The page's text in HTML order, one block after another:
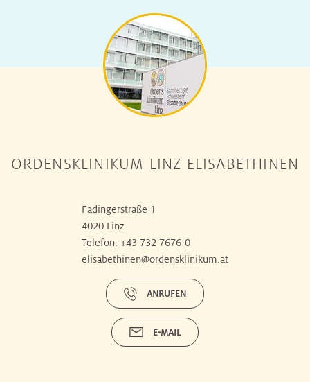
ORDENSKLINIKUM LINZ ELISABETHINEN
Fadingerstraße 1
4020 Linz
Telefon: +43 732 7676-0
elisabethinen@ordensklinikum.at
ANRUFEN
E-MAIL